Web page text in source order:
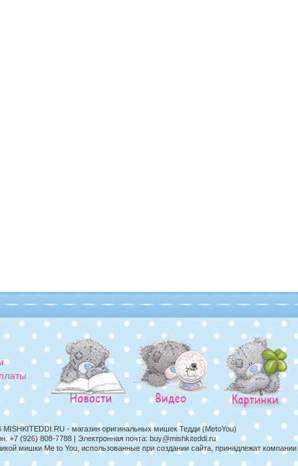
MISHKITEDDI.RU - магазин оригинальных мишек Тедди (MetoYou)
+7 (926) 808-7788 | Электронная почта: buy@mishkiteddi.ru
мишки Me to You, использованные при создании сайта, принадлежат компании